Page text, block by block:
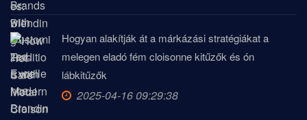
Hogyan alakítják át a márkázási stratégiákat a
melegen eladó fém cloisonne kitűzők és ón
lábkitűzők
2025-04-16 09:29:38